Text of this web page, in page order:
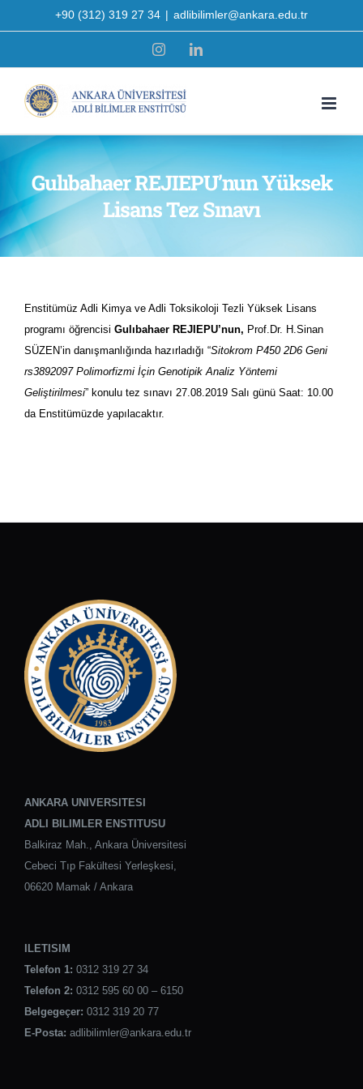
to
+90 (312) 319 27 34 | adlibilimler@ankara.edu.tr
InstagramLinkedIn
Gulıbahaer REJIEPU’nun Yüksek
Lisans Tez Sınavı
Enstitümüz Adli Kimya ve Adli Toksikoloji Tezli Yüksek Lisans
programı öğrencisi Gulıbahaer REJIEPU’nun, Prof.Dr. H.Sinan
SÜZEN’in danışmanlığında hazırladığı “Sitokrom P450 2D6 Geni
rs3892097 Polimorfizmi İçin Genotipik Analiz Yöntemi
Geliştirilmesi” konulu tez sınavı 27.08.2019 Salı günü Saat: 10.00
da Enstitümüzde yapılacaktır.
ANKARA UNIVERSITESI
ADLI BILIMLER ENSTITUSU
Balkiraz Mah., Ankara Üniversitesi
Cebeci Tıp Fakültesi Yerleşkesi,
06620 Mamak / Ankara
ILETISIM
Telefon 1: 0312 319 27 34
Telefon 2: 0312 595 60 00 – 6150
Belgegeçer: 0312 319 20 77
E-Posta: adlibilimler@ankara.edu.tr